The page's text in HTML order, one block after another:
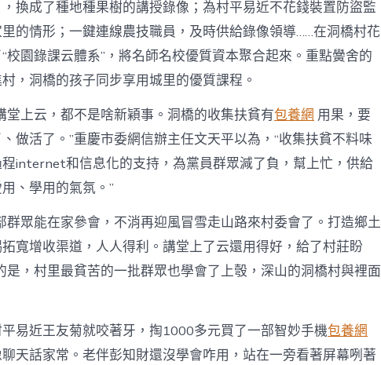
換成了種地種果樹的講授錄像；為村平易近不花錢裝置防盜監
的情形；一鍵連線農技職員，及時供給錄像領導……在洞橋村花
校園錄課云體系”，將名師名校優質資本聚合起來。重點黌舍的
，洞橋的孩子同步享用城里的優質課程。
堂上云，都不是啥新穎事。洞橋的收集扶貧有包養網 用果，要
做活了。”重慶市委網信辦主任文天平以為，“收集扶貧不料味
internet和信息化的支持，為黨員群眾減了負，幫上忙，供給
、學用的氣氛。”
群眾能在家參會，不消再迎風冒雪走山路來村委會了。打造鄉土
寬增收渠道，人人得利。講堂上了云還用得好，給了村莊盼
是，村里最貧苦的一批群眾也學會了上彀，深山的洞橋村與裡面
易近王友菊就咬著牙，掏1000多元買了一部智妙手機包養網
天話家常。老伴彭知財還沒學會咋用，站在一旁看著屏幕咧著